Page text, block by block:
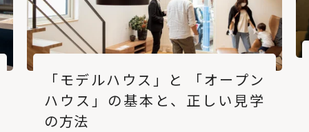
「モデルハウス」と 「オープン
ハウス」の基本と、正しい見学
の方法